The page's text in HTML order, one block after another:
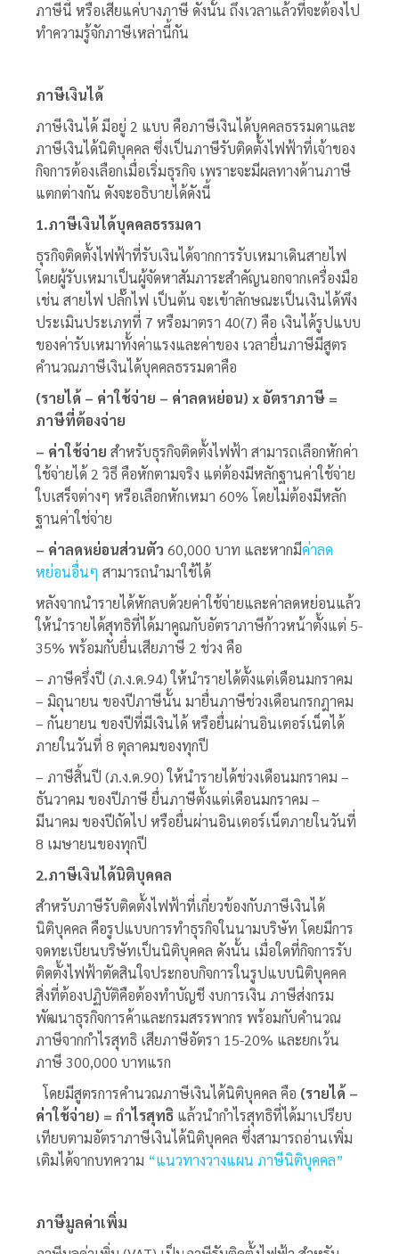
ภาษีนี้ หรือเสียแค่บางภาษี ดังนั้น ถึงเวลาแล้วที่จะต้องไป
ทำความรู้จักภาษีเหล่านี้กัน
ภาษีเงินได้
ภาษีเงินได้ มีอยู่ 2 แบบ คือภาษีเงินได้บุคคลธรรมดาและ
ภาษีเงินได้นิติบุคคล ซึ่งเป็นภาษีรับติดตั้งไฟฟ้าที่เจ้าของ
กิจการต้องเลือกเมื่อเริ่มธุรกิจ เพราะจะมีผลทางด้านภาษี
แตกต่างกัน ดังจะอธิบายได้ดังนี้
1.ภาษีเงินได้บุคคลธรรมดา
ธุรกิจติดตั้งไฟฟ้าที่รับเงินได้จากการรับเหมาเดินสายไฟ
โดยผู้รับเหมาเป็นผู้จัดหาสัมภาระสำคัญนอกจากเครื่องมือ
เช่น สายไฟ ปลั๊กไฟ เป็นต้น จะเข้าลักษณะเป็นเงินได้พึง
ประเมินประเภทที่ 7 หรือมาตรา 40(7) คือ เงินได้รูปแบบ
ของค่ารับเหมาทั้งค่าแรงและค่าของ เวลายื่นภาษีมีสูตร
คำนวณภาษีเงินได้บุคคลธรรมดาคือ
(รายได้ – ค่าใช้จ่าย – ค่าลดหย่อน) x อัตราภาษี =
ภาษีที่ต้องจ่าย
– ค่าใช้จ่าย สำหรับธุรกิจติดตั้งไฟฟ้า สามารถเลือกหักค่า
ใช้จ่ายได้ 2 วิธี คือหักตามจริง แต่ต้องมีหลักฐานค่าใช้จ่าย
ใบเสร็จต่างๆ หรือเลือกหักเหมา 60% โดยไม่ต้องมีหลัก
ฐานค่าใช่จ่าย
– ค่าลดหย่อนส่วนตัว 60,000 บาท และหากมีค่าลด
หย่อนอื่นๆ สามารถนำมาใช้ได้
หลังจากนำรายได้หักลบด้วยค่าใช้จ่ายและค่าลดหย่อนแล้ว
ให้นำรายได้สุทธิที่ได้มาคูณกับอัตราภาษีก้าวหน้าตั้งแต่ 5-
35% พร้อมกับยื่นเสียภาษี 2 ช่วง คือ
– ภาษีครึ่งปี (ภ.ง.ด.94) ให้นำรายได้ตั้งแต่เดือนมกราคม
– มิถุนายน ของปีภาษีนั้น มายื่นภาษีช่วงเดือนกรกฎาคม
– กันยายน ของปีที่มีเงินได้ หรือยื่นผ่านอินเตอร์เน็ตได้
ภายในวันที่ 8 ตุลาคมของทุกปี
– ภาษีสิ้นปี (ภ.ง.ด.90) ให้นำรายได้ช่วงเดือนมกราคม –
ธันวาคม ของปีภาษี ยื่นภาษีตั้งแต่เดือนมกราคม –
มีนาคม ของปีถัดไป หรือยื่นผ่านอินเตอร์เน็ตภายในวันที่
8 เมษายนของทุกปี
2.ภาษีเงินได้นิติบุคคล
สำหรับภาษีรับติดตั้งไฟฟ้าที่เกี่ยวข้องกับภาษีเงินได้
นิติบุคคล คือรูปแบบการทำธุรกิจในนามบริษัท โดยมีการ
จดทะเบียนบริษัทเป็นนิติบุคคล ดังนั้น เมื่อใดที่กิจการรับ
ติดตั้งไฟฟ้าตัดสินใจประกอบกิจการในรูปแบบนิติบุคคค
สิ่งที่ต้องปฏิบัติคือต้องทำบัญชี งบการเงิน ภาษีส่งกรม
พัฒนาธุรกิจการค้าและกรมสรรพากร พร้อมกับคำนวณ
ภาษีจากกำไรสุทธิ เสียภาษีอัตรา 15-20% และยกเว้น
ภาษี 300,000 บาทแรก
โดยมีสูตรการคำนวณภาษีเงินได้นิติบุคคล คือ (รายได้ –
ค่าใช้จ่าย) = กำไรสุทธิ แล้วนำกำไรสุทธิที่ได้มาเปรียบ
เทียบตามอัตราภาษีเงินได้นิติบุคคล ซึ่งสามารถอ่านเพิ่ม
เติมได้จากบทความ “แนวทางวางแผน ภาษีนิติบุคคล”
ภาษีมูลค่าเพิ่ม